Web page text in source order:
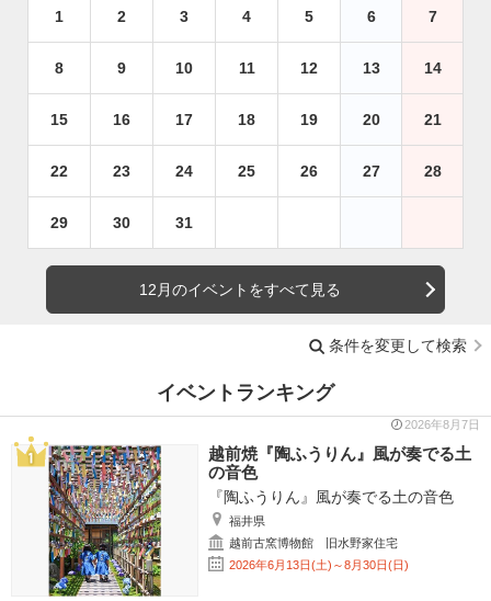
1 2 3 4 5 6 7
8 9 10 11 12 13 14
15 16 17 18 19 20 21
22 23 24 25 26 27 28
29 30 31
12月のイベントをすべて見る
条件を変更して検索
イベントランキング
2026年8月7日
越前焼『陶ふうりん』風が奏でる土
の音色
『陶ふうりん』風が奏でる土の音色
福井県
越前古窯博物館 旧水野家住宅
2026年6月13日(土)～8月30日(日)